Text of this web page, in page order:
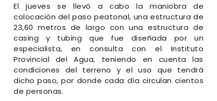
El jueves se llevó a cabo la maniobra de
colocación del paso peatonal, una estructura de
23,60 metros de largo con una estructura de
casing y tubing que fue diseñada por un
especialista, en consulta con el Instituto
Provincial del Agua, teniendo en cuenta las
condiciones del terreno y el uso que tendrá
dicho paso, por donde cada día circulan cientos
de personas.